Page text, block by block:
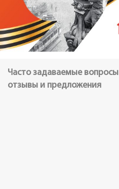
Часто задаваемые вопросы
отзывы и предложения